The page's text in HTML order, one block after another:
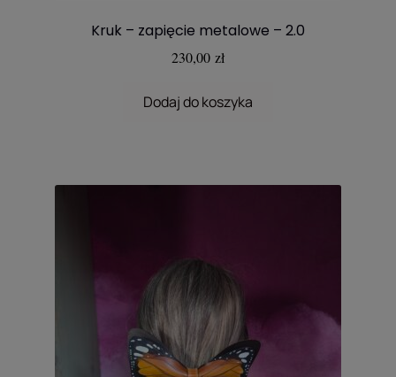
Kruk – zapięcie metalowe – 2.0
230,00 zł
Dodaj do koszyka